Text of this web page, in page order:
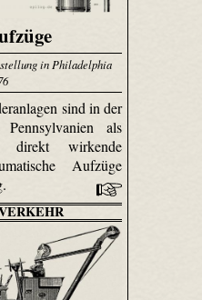
in Philadelphia
sind in der
als
direkt wirkende
Aufzüge